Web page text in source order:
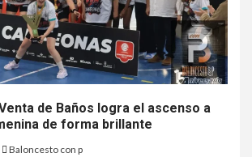
de Baños logra el ascenso a
de forma brillante
Baloncesto con p